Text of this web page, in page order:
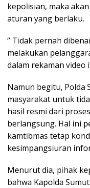
kepolisian, maka
aturan yang berlaku.
” Tidak pernah
melakukan
dalam rekaman video
Namun begitu, Polda
masyarakat untuk
hasil resmi dari
berlangsung. Hal ini
kamtibmas tetap
kesimpangsiuran
Menurut dia, pihak
bahwa Kapolda